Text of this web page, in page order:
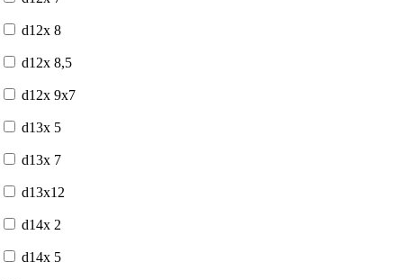
d12x 8
d12x 8,5
d12x 9x7
d13x 5
d13x 7
d13x12
d14x 2
d14x 5